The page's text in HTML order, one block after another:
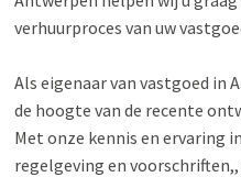
verhuurproces van uw
Als eigenaar van vastgoed in
de hoogte van de recente
Met onze kennis en ervaring
regelgeving en